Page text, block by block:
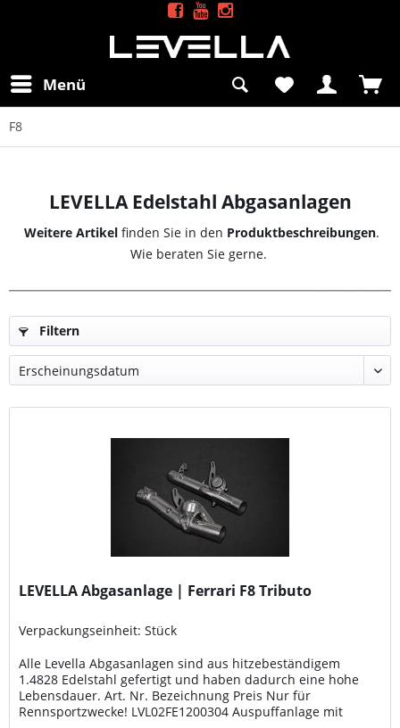
Menü
F8
LEVELLA Edelstahl Abgasanlagen
Weitere Artikel finden Sie in den Produktbeschreibungen.
Wie beraten Sie gerne.
Filtern
LEVELLA Abgasanlage | Ferrari F8 Tributo
Verpackungseinheit: Stück
Alle Levella Abgasanlagen sind aus hitzebeständigem
1.4828 Edelstahl gefertigt und haben dadurch eine hohe
Lebensdauer. Art. Nr. Bezeichnung Preis Nur für
Rennsportzwecke! LVL02FE1200304 Auspuffanlage mit